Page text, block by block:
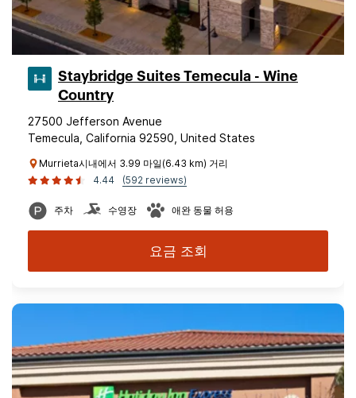
Staybridge Suites Temecula - Wine
Country
27500 Jefferson Avenue
Temecula, California 92590, United States
Murrieta시내에서 3.99 마일(6.43 km) 거리
4.44
(592 reviews)
주차 수영장 애완 동물 허용
요금 조회